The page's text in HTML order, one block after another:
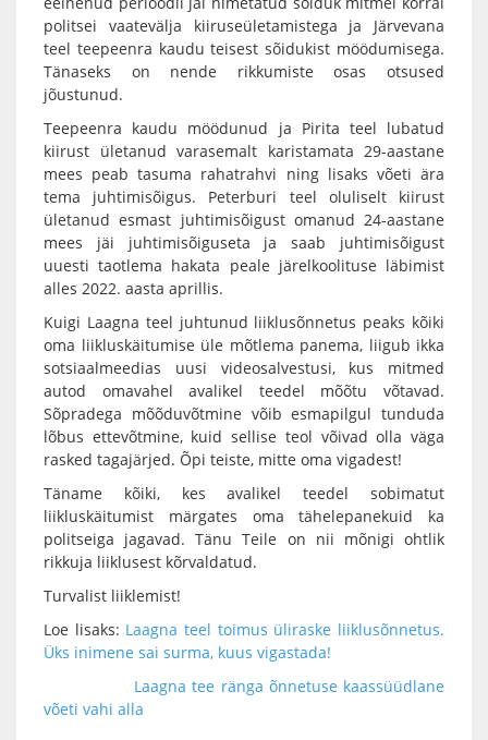
politsei vaatevälja kiiruseületamistega ja Järvevana
teel teepeenra kaudu teisest sõidukist möödumisega.
Tänaseks on nende rikkumiste osas otsused
jõustunud.
Teepeenra kaudu möödunud ja Pirita teel lubatud
kiirust ületanud varasemalt karistamata 29-aastane
mees peab tasuma rahatrahvi ning lisaks võeti ära
tema juhtimisõigus. Peterburi teel oluliselt kiirust
ületanud esmast juhtimisõigust omanud 24-aastane
mees jäi juhtimisõiguseta ja saab juhtimisõigust
uuesti taotlema hakata peale järelkoolituse läbimist
alles 2022. aasta aprillis.
Kuigi Laagna teel juhtunud liiklusõnnetus peaks kõiki
oma liikluskäitumise üle mõtlema panema, liigub ikka
sotsiaalmeedias uusi videosalvestusi, kus mitmed
autod omavahel avalikel teedel mõõtu võtavad.
Sõpradega mõõduvõtmine võib esmapilgul tunduda
lõbus ettevõtmine, kuid sellise teol võivad olla väga
rasked tagajärjed. Õpi teiste, mitte oma vigadest!️
Täname kõiki, kes avalikel teedel sobimatut
liikluskäitumist märgates oma tähelepanekuid ka
politseiga jagavad. Tänu Teile on nii mõnigi ohtlik
rikkuja liiklusest kõrvaldatud.
Turvalist liiklemist!️
Loe lisaks: Laagna teel toimus üliraske liiklusõnnetus.
Üks inimene sai surma, kuus vigastada!
Laagna tee ränga õnnetuse kaassüüdlane
võeti vahi alla